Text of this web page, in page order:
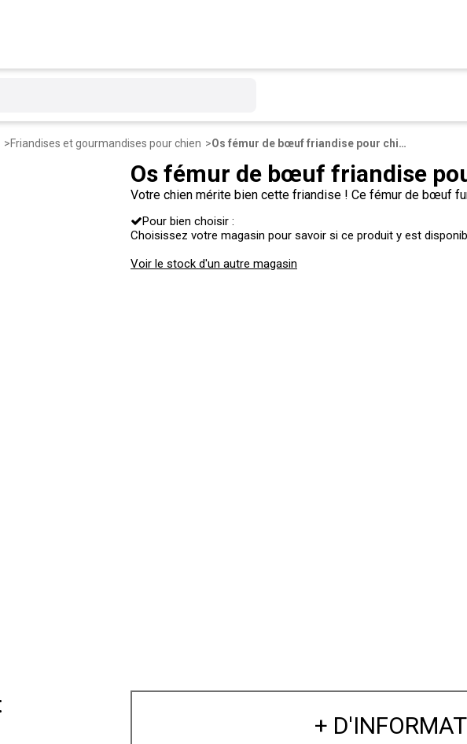
Friandises et gourmandises pour chien Os fémur de bœuf friandise pour chien - L 40 cm
Os fémur de bœuf friandise
Votre chien mérite bien cette friandise ! Ce fémur de bœuf
Pour bien choisir :
Choisissez votre magasin pour savoir si ce produit y est
Voir le stock d'un autre magasin
+